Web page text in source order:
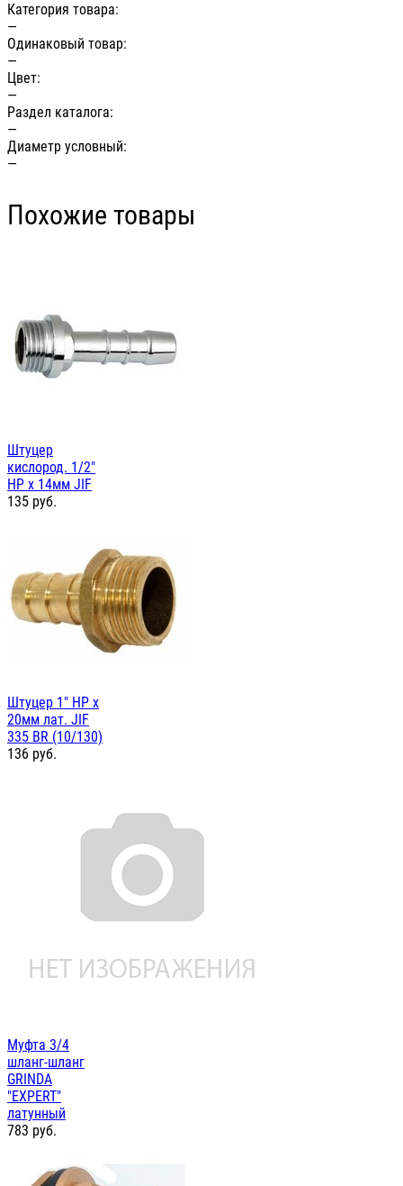
Категория товара:
—
Одинаковый товар:
—
Цвет:
—
Раздел каталога:
—
Диаметр условный:
—
Похожие товары
Штуцер
кислород. 1/2"
НР х 14мм JIF
135 руб.
Штуцер 1" НР х
20мм лат. JIF
335 BR (10/130)
136 руб.
Муфта 3/4
шланг-шланг
GRINDA
"EXPERT"
латунный
783 руб.